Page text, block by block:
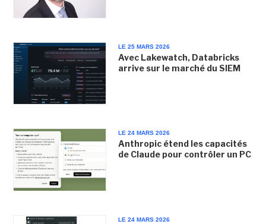
LE 25 MARS 2026
Avec Lakewatch, Databricks
arrive sur le marché du SIEM
LE 24 MARS 2026
Anthropic étend les capacités
de Claude pour contrôler un PC
LE 24 MARS 2026